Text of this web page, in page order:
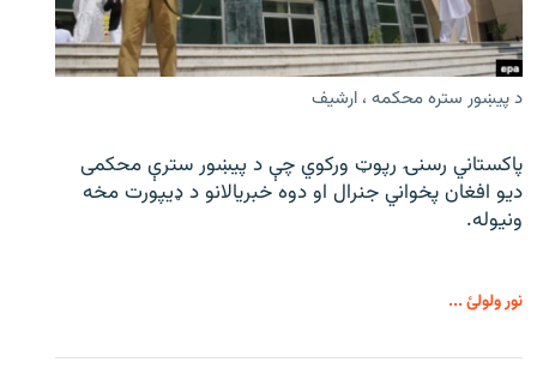
د پیښور ستره محکمه ، ارشیف
پاکستاني رسنۍ رپوټ ورکوي چې د پیښور سترې محکمی
دیو افغان پخواني جنرال او دوه خبریالانو د ډیپورت مخه
ونیوله.
نور ولولئ ...